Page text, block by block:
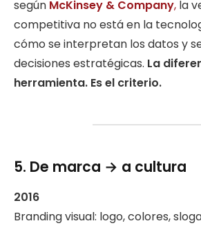
según McKinsey & Company, la
competitiva no está en la
cómo se interpretan los datos y
decisiones estratégicas. La
herramienta. Es el criterio.
5. De marca → a cultura
2016
Branding visual: logo, colores,